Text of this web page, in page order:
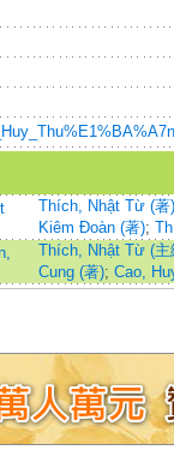
Thích, Nhật Từ (著)
Kiêm Đoàn (著);
Thích, Nhật Từ (主
Cung (著); Cao,